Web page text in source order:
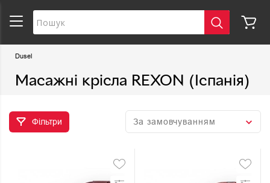
Dusel
Масажні крісла REXON (Іспанія)
Фільтри